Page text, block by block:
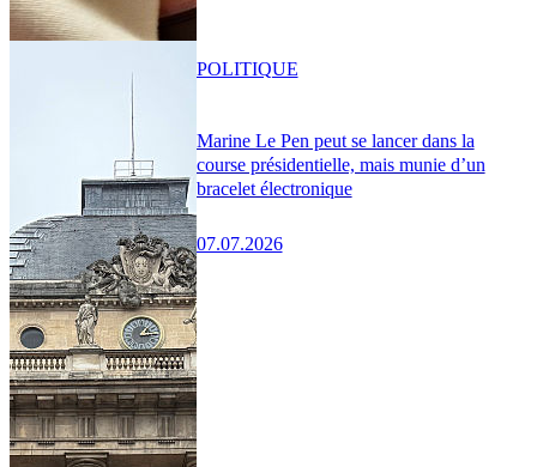
Marine Le Pen peut se lancer dans la
course présidentielle, mais munie d’un
bracelet électronique
07.07.2026
POLITIQUE